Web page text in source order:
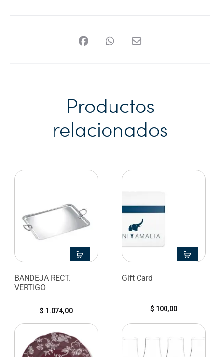
Productos
relacionados
BANDEJA RECT.
VERTIGO
$ 1.074,00
Gift Card
$ 100,00